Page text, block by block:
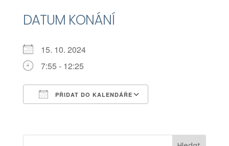
DATUM KONÁNÍ
15. 10. 2024
7:55 - 12:25
PŘIDAT DO KALENDÁŘE